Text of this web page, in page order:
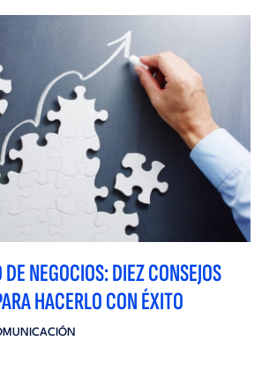
NEGOCIOS: DIEZ CONSEJOS
HACERLO CON ÉXITO